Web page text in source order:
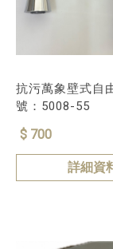
抗污萬象壁式自
號：5008-55
$ 700
詳細資